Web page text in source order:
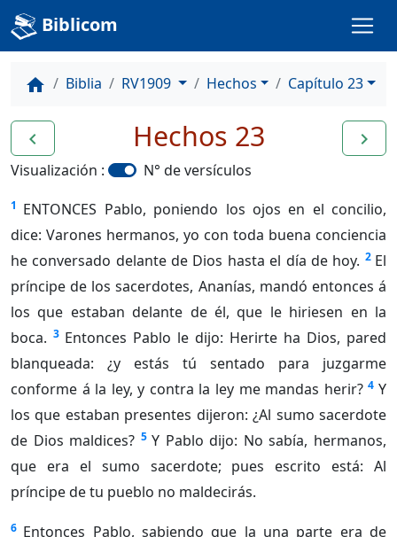
Biblicom
home Biblia RV1909 Hechos Capítulo 23
navigate_before navigate_next
Hechos 23
Visualización : N° de versículos
1 ENTONCES Pablo, poniendo los ojos en el concilio,
dice: Varones hermanos, yo con toda buena conciencia
he conversado delante de Dios hasta el día de hoy. 2 El
príncipe de los sacerdotes, Ananías, mandó entonces á
los que estaban delante de él, que le hiriesen en la
boca. 3 Entonces Pablo le dijo: Herirte ha Dios, pared
blanqueada: ¿y estás tú sentado para juzgarme
conforme á la ley, y contra la ley me mandas herir? 4 Y
los que estaban presentes dijeron: ¿Al sumo sacerdote
de Dios maldices? 5 Y Pablo dijo: No sabía, hermanos,
que era el sumo sacerdote; pues escrito está: Al
príncipe de tu pueblo no maldecirás.
6 Entonces Pablo, sabiendo que la una parte era de